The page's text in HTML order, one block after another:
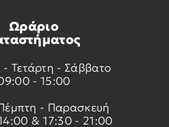
Ωράριο
- Τετάρτη - Σάββατο
- 15:00
- Παρασκευή
& 17:30 - 21:00